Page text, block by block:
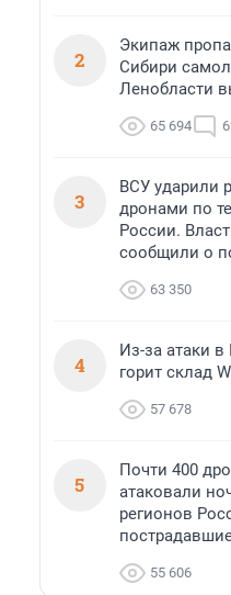
2
Экипаж
Сибири
Ленобласти
65 694
3
ВСУ ударили
дронами по
России.
сообщили о
63 350
4
Из-за атаки
горит склад
57 678
5
Почти 400
атаковали
регионов
55 606